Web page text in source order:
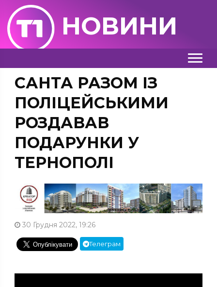
НОВИНИ
САНТА РАЗОМ ІЗ
ПОЛІЦЕЙСЬКИМИ
РОЗДАВАВ
ПОДАРУНКИ У
ТЕРНОПОЛІ
30 Грудня 2022, 19:26
Телеграм